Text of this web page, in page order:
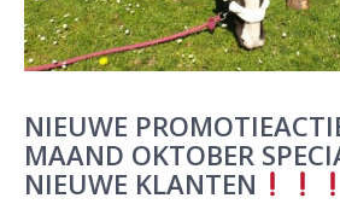
NIEUWE
MAAND OKTOBER
NIEUWE KLANTEN